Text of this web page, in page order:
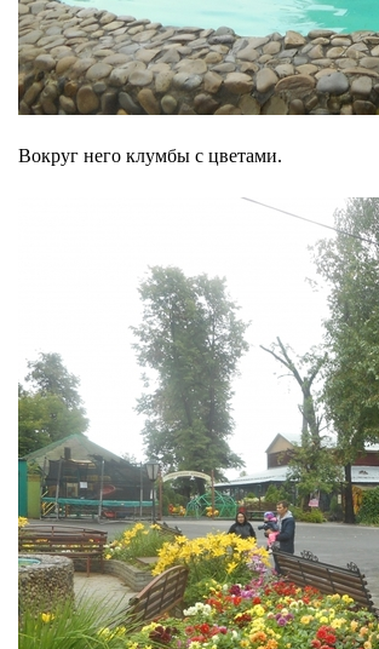
Вокруг него клумбы с цветами.